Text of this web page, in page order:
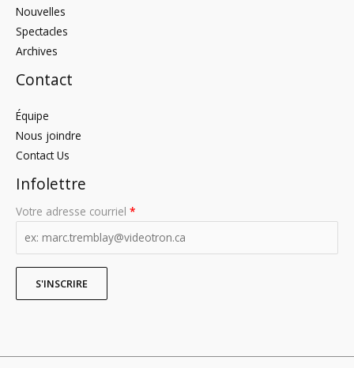
Nouvelles
Spectacles
Archives
Contact
Équipe
Nous joindre
Contact Us
Infolettre
Votre adresse courriel *